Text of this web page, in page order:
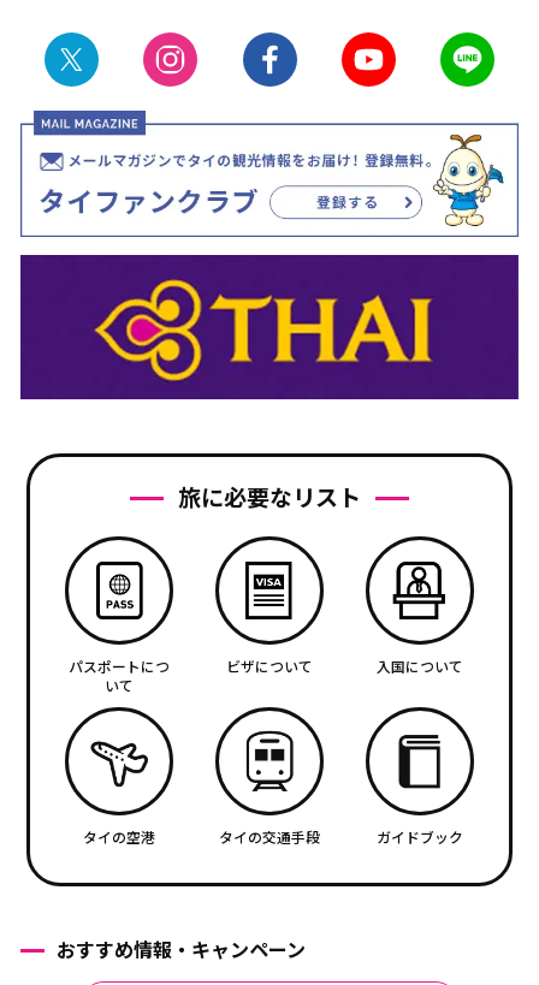
旅に必要なリスト
パスポートにつ
いて
ビザについて 入国について
タイの空港 タイの交通手段 ガイドブック
おすすめ情報・キャンペーン